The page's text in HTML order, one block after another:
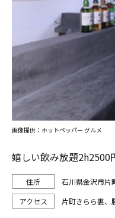
嬉しい飲み放題2h2500
石川県金沢市
片町きらら裏、
画像提供：ホットペッパー グルメ